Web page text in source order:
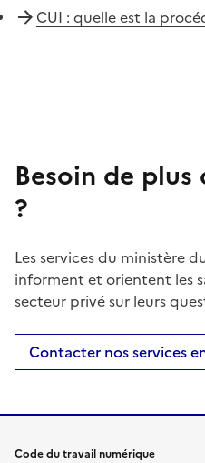
CUI : quelle est la
Besoin de
?
Les services du ministère
informent et orientent les
secteur privé sur leurs
Contacter nos services
Code du travail numérique